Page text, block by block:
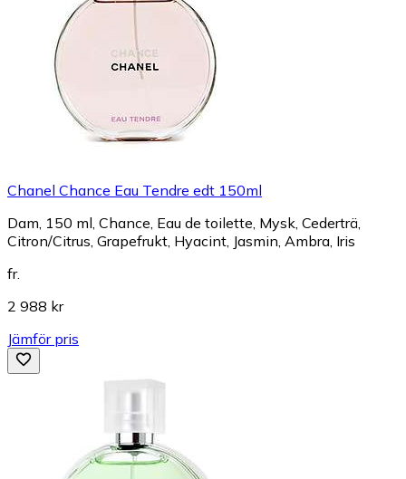
Chanel Chance Eau Tendre edt 150ml
Dam, 150 ml, Chance, Eau de toilette, Mysk, Cederträ,
Citron/Citrus, Grapefrukt, Hyacint, Jasmin, Ambra, Iris
fr.
2 988 kr
Jämför pris